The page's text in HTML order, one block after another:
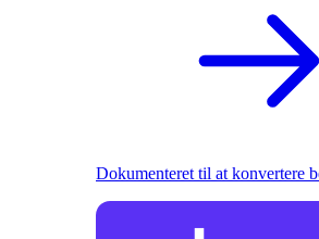
Dokumenteret til at konvertere